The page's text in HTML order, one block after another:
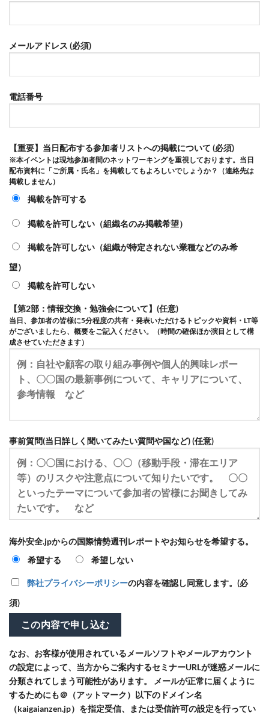
メールアドレス (必須)
電話番号
【重要】当日配布する参加者リストへの掲載について (必須)
※本イベントは現地参加者間のネットワーキングを重視しております。当日
配布資料に「ご所属・氏名」を掲載してもよろしいでしょうか？（連絡先は
掲載しません）
掲載を許可する
掲載を許可しない（組織名のみ掲載希望）
掲載を許可しない（組織が特定されない業種などのみ希
望）
掲載を許可しない
【第2部：情報交換・勉強会について】(任意)
当日、参加者の皆様に5分程度の共有・発表いただけるトピックや資料・LT等
がございましたら、概要をご記入ください。（時間の確保ほか演目として構
成させていただきます）
事前質問(当日詳しく聞いてみたい質問や国など) (任意)
海外安全.jpからの国際情勢週刊レポートやお知らせを希望する。
希望する
希望しない
弊社プライバシーポリシーの内容を確認し同意します。(必
須)
なお、お客様が使用されているメールソフトやメールアカウント
の設定によって、当方からご案内するセミナーURLが迷惑メールに
分類されてしまう可能性があります。
メールが正常に届くように
するためにも＠（アットマーク）以下のドメイン名
（kaigaianzen.jp）を指定受信、または受信許可の設定を行ってい